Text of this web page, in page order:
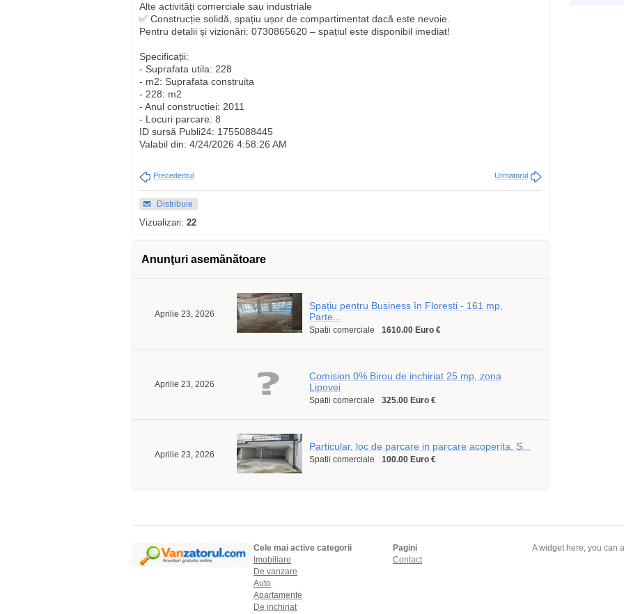
Alte activități comerciale sau industriale
✅ Construcție solidă, spațiu ușor de compartimentat dacă este nevoie.
Pentru detalii și vizionări: 0730865620 – spațiul este disponibil imediat!
Specificații:
- Suprafata utila: 228
- m2: Suprafata construita
- 228: m2
- Anul constructiei: 2011
- Locuri parcare: 8
ID sursă Publi24: 1755088445
Valabil din: 4/24/2026 4:58:26 AM
Precedentul Urmatorul
Distribuie
Vizualizari: 22
Anunţuri asemănătoare
Aprilie 23, 2026
Spațiu pentru Business în Florești - 161 mp,
Parte...
Spatii comerciale 1610.00 Euro €
Aprilie 23, 2026
Comision 0% Birou de inchiriat 25 mp, zona
Lipovei
Spatii comerciale 325.00 Euro €
Aprilie 23, 2026
Particular, loc de parcare in parcare acoperita, S...
Spatii comerciale 100.00 Euro €
Cele mai active categorii
Imobiliare
De vanzare
Auto
Apartamente
De inchiriat
Pagini
Contact
A widget here, you can